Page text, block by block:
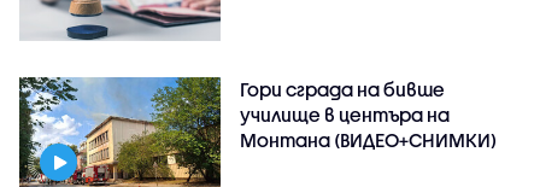
Гори сграда на бивше
училище в центъра на
Монтана (ВИДЕО+СНИМКИ)